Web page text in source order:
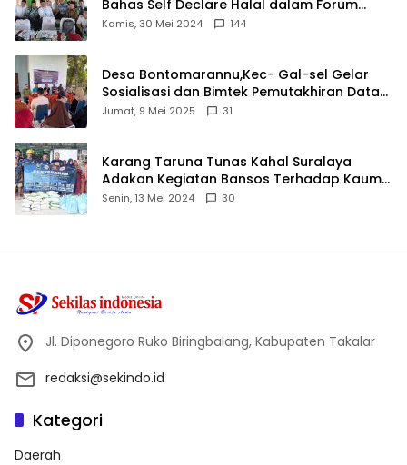
Bahas Self Declare Halal dalam Forum
Ijtima Ulama MUI
Kamis, 30 Mei 2024 144
Desa Bontomarannu,Kec- Gal-sel Gelar
Sosialisasi dan Bimtek Pemutakhiran Data
ID
Jumat, 9 Mei 2025 31
Karang Taruna Tunas Kahal Suralaya
Adakan Kegiatan Bansos Terhadap Kaum
Dhuafa dan Anak Yatim-Piatu
Senin, 13 Mei 2024 30
Jl. Diponegoro Ruko Biringbalang, Kabupaten Takalar
redaksi@sekindo.id
Kategori
Daerah